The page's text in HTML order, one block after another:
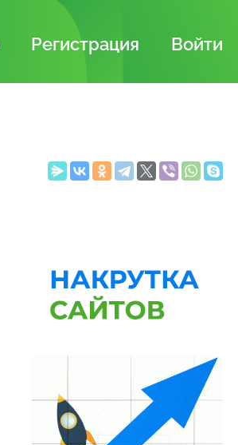
Регистрация Войти